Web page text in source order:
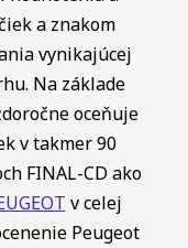
a znakom
vynikajúcej
Na základe
oceňuje
v takmer 90
FINAL-CD ako
v celej
Peugeot